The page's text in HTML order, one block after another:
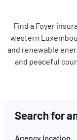
Find a Foyer
western
and renewable
and peaceful
Search for
Agency location